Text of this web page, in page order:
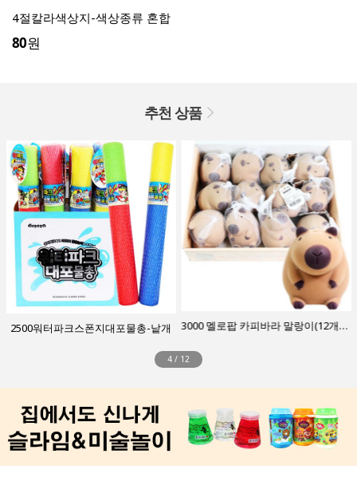
4절칼라색상지-색상종류 혼합
80원
추천 상품
2500워터파크스폰지대포물총-낱개 3000 멜로팝 카피바라 말랑이(12개입)-갈색박스
4/ 12